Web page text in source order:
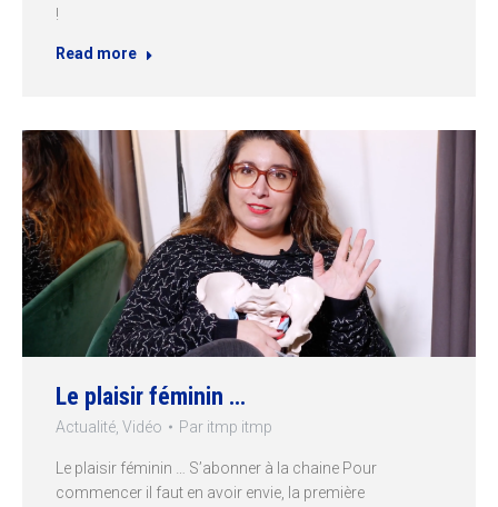
!
Read more
Le plaisir féminin …
Actualité Vidéo Par itmp itmp
Le plaisir féminin … S’abonner à la chaine Pour
commencer il faut en avoir envie, la première